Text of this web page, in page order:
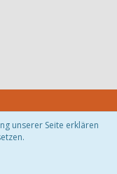
unserer Seite erklären